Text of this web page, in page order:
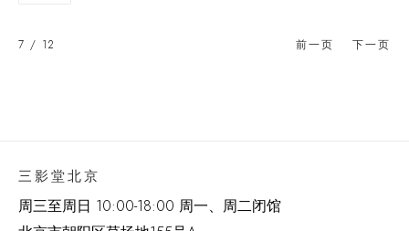
前一页 下一页
7 / 12
三影堂北京
周三至周日 10:00-18:00 周一、周二闭馆